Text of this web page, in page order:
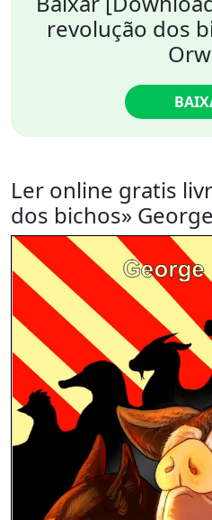
revolução dos
Ler online gratis
dos bichos»